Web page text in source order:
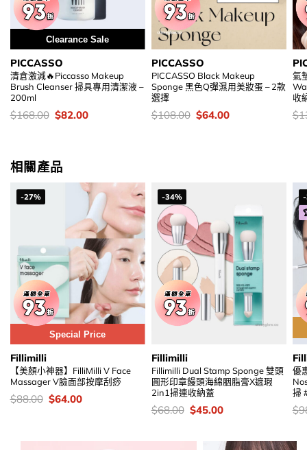
Clearance Sale
PICCASSO
清倉激減🔥Piccasso Makeup
Brush Cleanser 掃具專用清潔液 –
200ml
價
$168.00 Original
$82.00Current
PICCASSO
PICCASSO Black Makeup
Sponge 黑色Q彈濕用美妝蛋 – 2款
選擇
價
$108.00 Original
$64.00Current
氣
收
價
$
相關產品
-27%
Special Price
Fillimilli
【美顏小神器】FilliMilli V Face
Massager V臉面部按摩刮痧
價
$88.00 Original
$64.00Current
-34%
Fillimilli
Fillimilli Dual Stamp Sponge 雙頭
圓形印章饅頭海綿胭脂膏X遮瑕
2in1掃連收納蓋
價
$68.00 Original
$68.00.
$45.00Current
$45.00.
優
掃
價
$